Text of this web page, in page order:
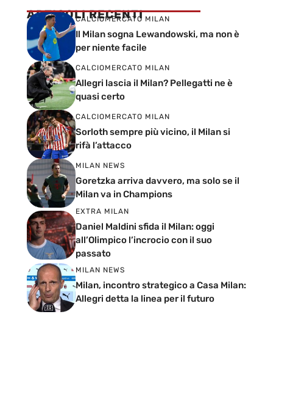
ARTICOLI RECENTI
CALCIOMERCATO MILAN
Il Milan sogna Lewandowski, ma non è
per niente facile
CALCIOMERCATO MILAN
Allegri lascia il Milan? Pellegatti ne è
quasi certo
CALCIOMERCATO MILAN
Sorloth sempre più vicino, il Milan si
rifà l’attacco
MILAN NEWS
Goretzka arriva davvero, ma solo se il
Milan va in Champions
EXTRA MILAN
Daniel Maldini sfida il Milan: oggi
all’Olimpico l’incrocio con il suo
passato
MILAN NEWS
Milan, incontro strategico a Casa Milan:
Allegri detta la linea per il futuro